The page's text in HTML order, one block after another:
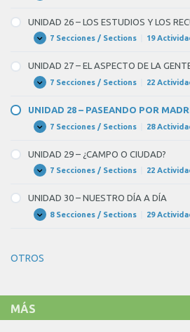
–
NOS
VAMOS
UNIDAD 26 – LOS ESTUDIOS Y LOS
Expandir
UNIDAD
–
LOS
ESTUDIOS
Y
RECUERDOS
7 Secciones / Sections 19
UNIDAD 27 – EL ASPECTO DE LA
Expandir
UNIDAD
–
EL
ASPECTO
DE
GENTE
7 Secciones / Sections 22
UNIDAD 28 – PASEANDO POR
Expandir
UNIDAD
–
PASEANDO
POR
MADRID
7 Secciones / Sections 28
UNIDAD 29 – ¿CAMPO O CIUDAD?
Expandir
UNIDAD
–
¿CAMPO
O
CIUDAD?
7 Secciones / Sections 22
UNIDAD 30 – NUESTRO DÍA A DÍA
Expandir
UNIDAD
DÍA
8 Secciones / Sections 29
OTROS
MÁS